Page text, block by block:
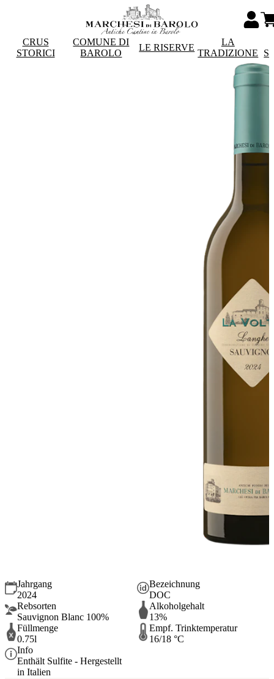
CRUS
STORICI
COMUNE DI
BAROLO
LE RISERVE
LA
TRADIZIONE
Jahrgang
2024
Bezeichnung
DOC
Rebsorten
Sauvignon Blanc 100%
Alkoholgehalt
13%
Füllmenge
0.75l
Empf. Trinktemperatur
16/18 °C
Info
Enthält Sulfite - Hergestellt
in Italien